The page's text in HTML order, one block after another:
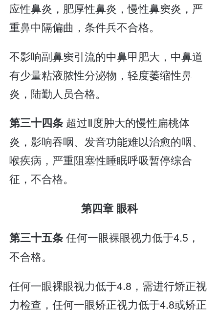
应性鼻炎，肥厚性鼻炎，慢性鼻窦炎，严
重鼻中隔偏曲，条件兵不合格。
不影响副鼻窦引流的中鼻甲肥大，中鼻道
有少量粘液脓性分泌物，轻度萎缩性鼻
炎，陆勤人员合格。
第三十四条 超过Ⅱ度肿大的慢性扁桃体
炎，影响吞咽、发音功能难以治愈的咽、
喉疾病，严重阻塞性睡眠呼吸暂停综合
征，不合格。
第四章 眼科
第三十五条任何一眼裸眼视力低于4.5，
不合格。
任何一眼裸眼视力低于4.8，需进行矫正视
力检查，任何一眼矫正视力低于4.8或矫正